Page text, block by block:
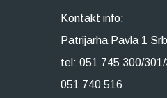
Kontakt info:
Patrijarha Pavla 1
tel: 051 745 300/
051 740 516